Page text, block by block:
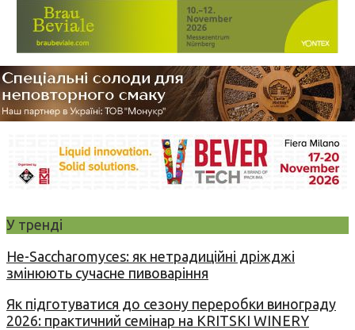
У тренді
Не-Saccharomyces: як нетрадиційні дріжджі
змінюють сучасне пивоваріння
Як підготуватися до сезону переробки винограду
2026: практичний семінар на KRITSKI WINERY